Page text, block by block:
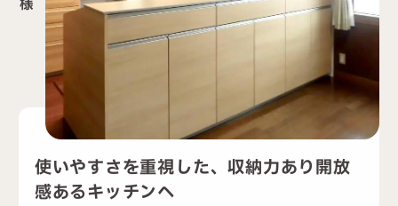
様
使いやすさを重視した、収納力あり開放
感あるキッチンへ